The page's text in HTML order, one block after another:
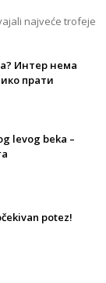
najveće trofeje
Интер нема
прати
levog beka –
potez!